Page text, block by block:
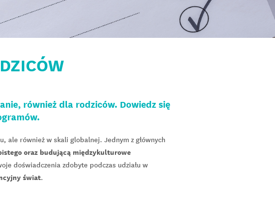
również dla rodziców. Dowiedz się
ale również w skali globalnej. Jednym z głównych
oraz budującą międzykulturowe
doświadczenia zdobyte podczas udziału w
świat.